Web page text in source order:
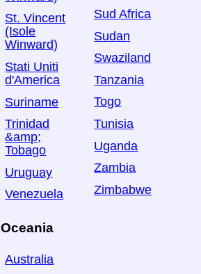
St. Vincent
(Isole
Winward)
Stati Uniti
d'America
Suriname
Trinidad
&amp;
Tobago
Uruguay
Venezuela
Sud Africa
Sudan
Swaziland
Tanzania
Togo
Tunisia
Uganda
Zambia
Zimbabwe
Oceania
Australia